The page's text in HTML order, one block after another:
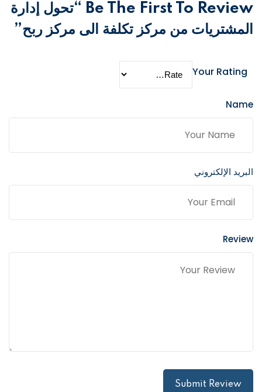
Be The First To Review “تحول إدارة
المشتريات من مركز تكلفة الى مركز ربح”
Your Rating
Name
البريد الإلكتروني
Review
Submit Review